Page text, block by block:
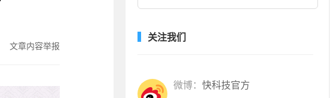
文章内容举报
关注我们
微博： 快科技官方